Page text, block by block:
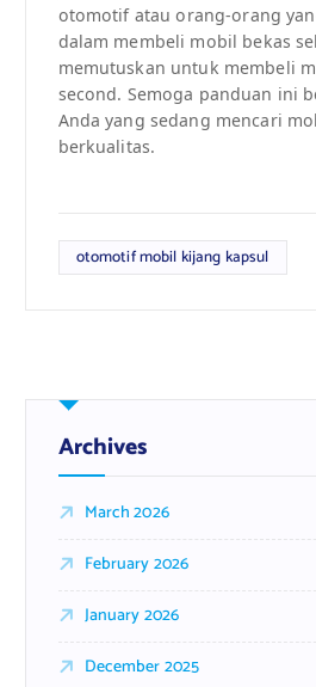
otomotif atau orang-orang
dalam membeli mobil bekas
memutuskan untuk membeli
second. Semoga panduan ini
Anda yang sedang mencari
berkualitas.
otomotif mobil kijang kapsul
Archives
March 2026
February 2026
January 2026
December 2025